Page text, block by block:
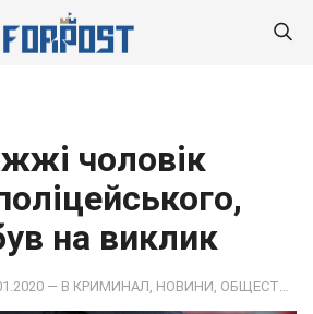
чоловік
на виклик
— В КРИМИНАЛ НОВИНИ ОБЩЕСТВО